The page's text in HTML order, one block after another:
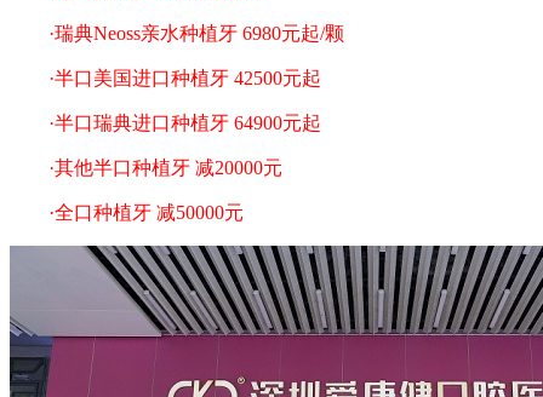
·瑞典Neoss亲水种植牙 6980元起/颗
·半口美国进口种植牙 42500元起
·半口瑞典进口种植牙 64900元起
·其他半口种植牙 减20000元
·全口种植牙 减50000元